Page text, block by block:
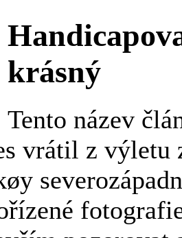
krásný
Tento název
vrátil z výletu